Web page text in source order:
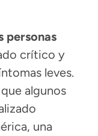
personas
crítico y
leves.
algunos
una